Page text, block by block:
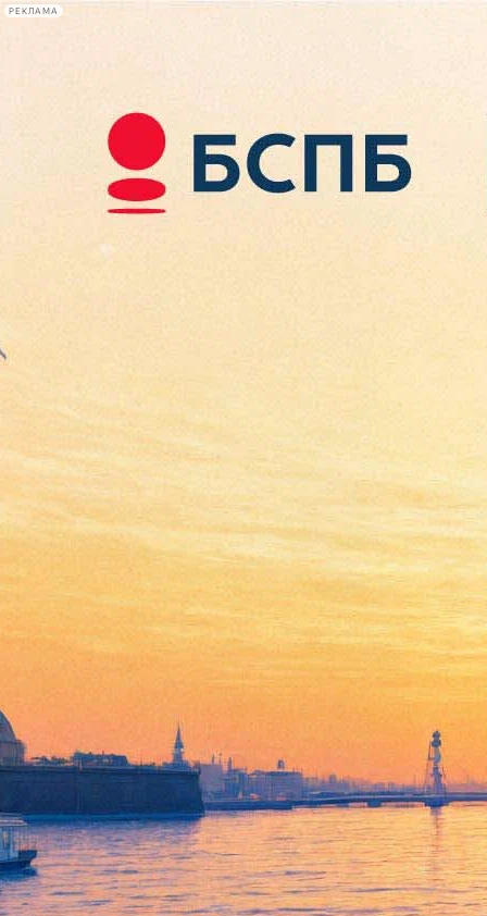
РЕКЛАМА
Сегодня:
2026.08.08
07:33
Афиша Plus
"Любовные письма" обретут